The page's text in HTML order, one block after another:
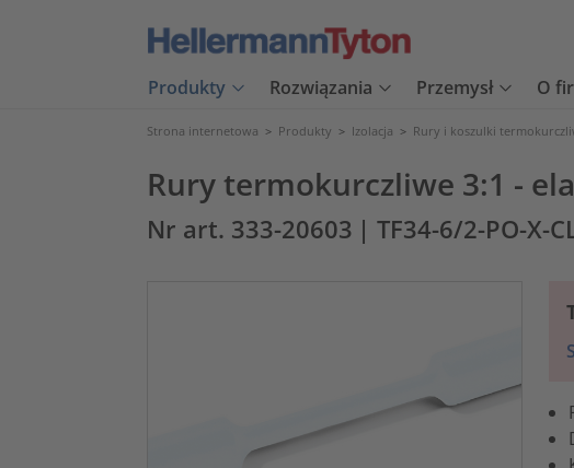
Produkty Rozwiązania Przemysł O
Strona internetowa > Produkty > Izolacja > Rury i koszulki
Rury termokurczliwe 3:1 -
Nr art. 333-20603 | TF34-6/2-PO-X-